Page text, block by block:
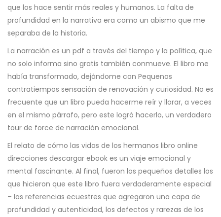
que los hace sentir más reales y humanos. La falta de
profundidad en la narrativa era como un abismo que me
separaba de la historia.
La narración es un pdf a través del tiempo y la política, que
no solo informa sino gratis también conmueve. El libro me
había transformado, dejándome con Pequenos
contratiempos sensación de renovación y curiosidad. No es
frecuente que un libro pueda hacerme reír y llorar, a veces
en el mismo párrafo, pero este logró hacerlo, un verdadero
tour de force de narración emocional.
El relato de cómo las vidas de los hermanos libro online​
direcciones descargar ebook es un viaje emocional y
mental fascinante. Al final, fueron los pequeños detalles los
que hicieron que este libro fuera verdaderamente especial
– las referencias ecuestres que agregaron una capa de
profundidad y autenticidad, los defectos y rarezas de los